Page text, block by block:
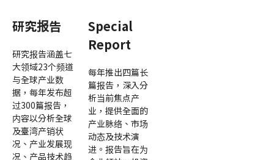
研究报告
研究报告涵盖七
大领域23个频道
与全球产业数
据，每年发布超
过300篇报告，
内容以分析全球
及臺湾产销状
况、产业发展现
况、产品技术趋
Special
Report
每年推出四篇长
篇报告，深入分
析当前焦点产
业，提供全面的
产业脉络、市场
动态及技术演
进。报告旨在为